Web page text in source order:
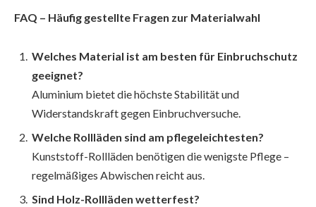
FAQ – Häufig gestellte Fragen zur Materialwahl
Welches Material ist am besten für Einbruchschutz
geeignet?
Aluminium bietet die höchste Stabilität und
Widerstandskraft gegen Einbruchversuche.
Welche Rollläden sind am pflegeleichtesten?
Kunststoff-Rollläden benötigen die wenigste Pflege –
regelmäßiges Abwischen reicht aus.
Sind Holz-Rollläden wetterfest?